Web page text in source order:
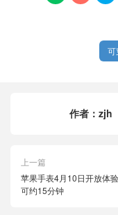
可
作者： zjh
上一篇
苹果手表4月10日开放体
可约15分钟